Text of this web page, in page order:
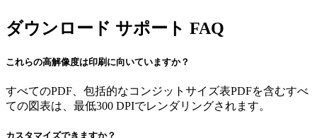
ダウンロード サポート FAQ
これらの高解像度は印刷に向いていますか？
すべてのPDF、包括的なコンジットサイズ表PDFを含むすべ
ての図表は、最低300 DPIでレンダリングされます。
カスタマイズできますか？